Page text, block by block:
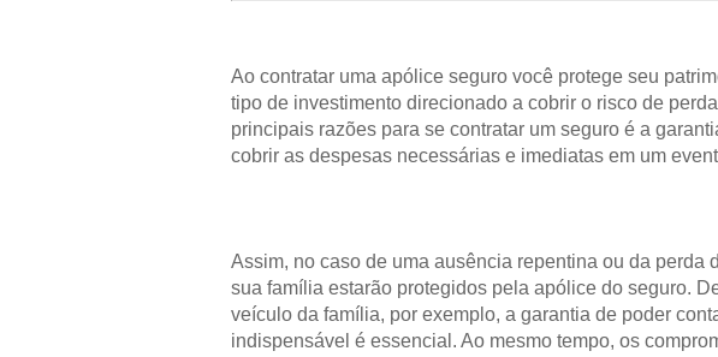
Ao contratar uma apólice seguro você protege seu
tipo de investimento direcionado a cobrir o risco de
principais razões para se contratar um seguro é a
cobrir as despesas necessárias e imediatas em um
Assim, no caso de uma ausência repentina ou da perda
sua família estarão protegidos pela apólice do seguro.
veículo da família, por exemplo, a garantia de poder
indispensável é essencial. Ao mesmo tempo, os